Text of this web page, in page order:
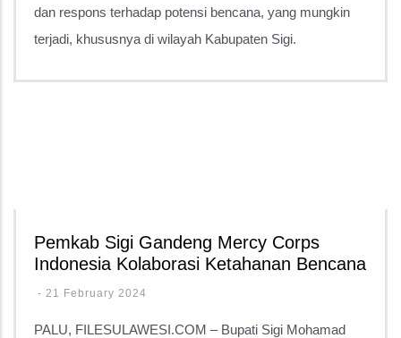
dan respons terhadap potensi bencana, yang mungkin
terjadi, khususnya di wilayah Kabupaten Sigi.
Pemkab Sigi Gandeng Mercy Corps
Indonesia Kolaborasi Ketahanan Bencana
- 21 February 2024
PALU, FILESULAWESI.COM – Bupati Sigi Mohamad